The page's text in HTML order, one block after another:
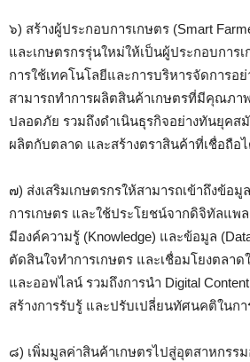
๖) สร้างผู้ประกอบการเกษตร (Smart
และเกษตรกรรุ่นใหม่ให้เป็นผู้ประกอบการ
การใช้เทคโนโลยีและการบริหารจัดการอ
สามารถทำการผลิตสินค้าเกษตรที่มีคุณภา
ปลอดภัย รวมถึงดำเนินธุรกิจอย่างทันยุคส
ผลิตกับตลาด และสร้างตราสินค้าที่เชื่อถือ
๗) ส่งเสริมเกษตรกรให้สามารถเข้าถึงข้อมู
การเกษตร และใช้ประโยชน์จากดิจิทัลแพ
มีองค์ความรู้ (Knowledge) และข้อมูล
ตัดสินใจทำการเกษตร และเชื่อมโยงตลา
และออฟไลน์ รวมถึงการนำ Digital
สร้างการรับรู้ และปรับเปลี่ยนทัศนคติในก
๘) เพิ่มมูลค่าสินค้าเกษตรไปสู่อุตสาหกรรม